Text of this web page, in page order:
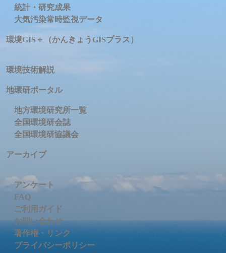
統計・研究成果
大気汚染常時監視データ
環境GIS＋（かんきょうGISプラス）
環境技術解説
地環研ポータル
地方環境研究所一覧
全国環境研会誌
全国環境研協議会
アーカイブ
アンケート
FAQ
ご利用ガイド
お問い合わせ
著作権・リンク
プライバシーポリシー